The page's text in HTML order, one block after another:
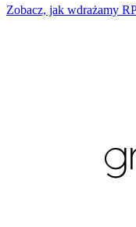
Zobacz, jak wdrażamy